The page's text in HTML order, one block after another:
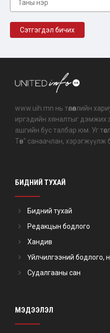
www.uih.mn нь төлөөллийн
иргэдийн хяналтыг дэмжих
ашгийн бус талбар юм. Уг
Төв" санаачлан, хэрэгжүүлж
БИДНИЙ ТУХАЙ
Бидний тухай
Редакцын бодлого
Хандив
Үйлчилгээний бодлого,
Судалгааны сан
МЭДЭЭЛЭЛ